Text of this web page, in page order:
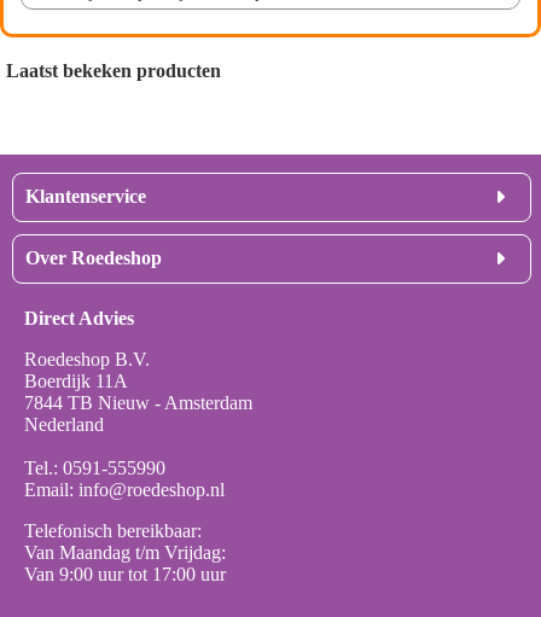
Laatst bekeken producten
Klantenservice
Levertijden
Verzenden & Bezorging
Retourneren & Service
Betaalmogelijkheden
Privacy statement
Algemene voorwaarden
Direct Advies
Roedeshop B.V.
Boerdijk 11A
7844 TB Nieuw - Amsterdam
Nederland
Tel.: 0591-555990
Email: info@roedeshop.nl
Telefonisch bereikbaar:
Van Maandag t/m Vrijdag:
Van 9:00 uur tot 17:00 uur
Over Roedeshop
Ons assortiment
Werken bij Roedeshop
Gordijnrails
Elektrische gordijnrails